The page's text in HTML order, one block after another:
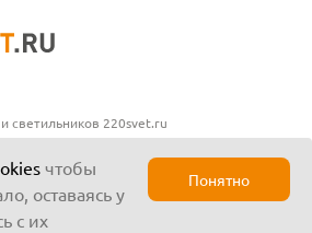
светильников 220svet.ru
чтобы
оставаясь у
с их
Понятно